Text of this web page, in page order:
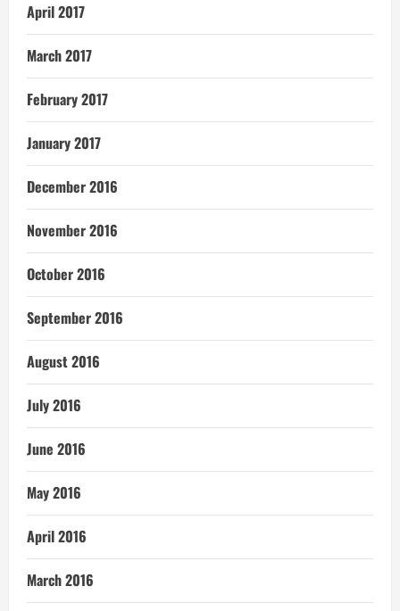
April 2017
March 2017
February 2017
January 2017
December 2016
November 2016
October 2016
September 2016
August 2016
July 2016
June 2016
May 2016
April 2016
March 2016